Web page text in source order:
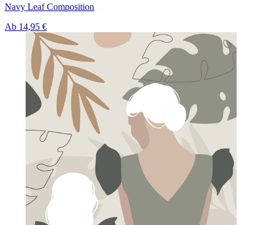
Navy Leaf Composition
Ab 14,95 €